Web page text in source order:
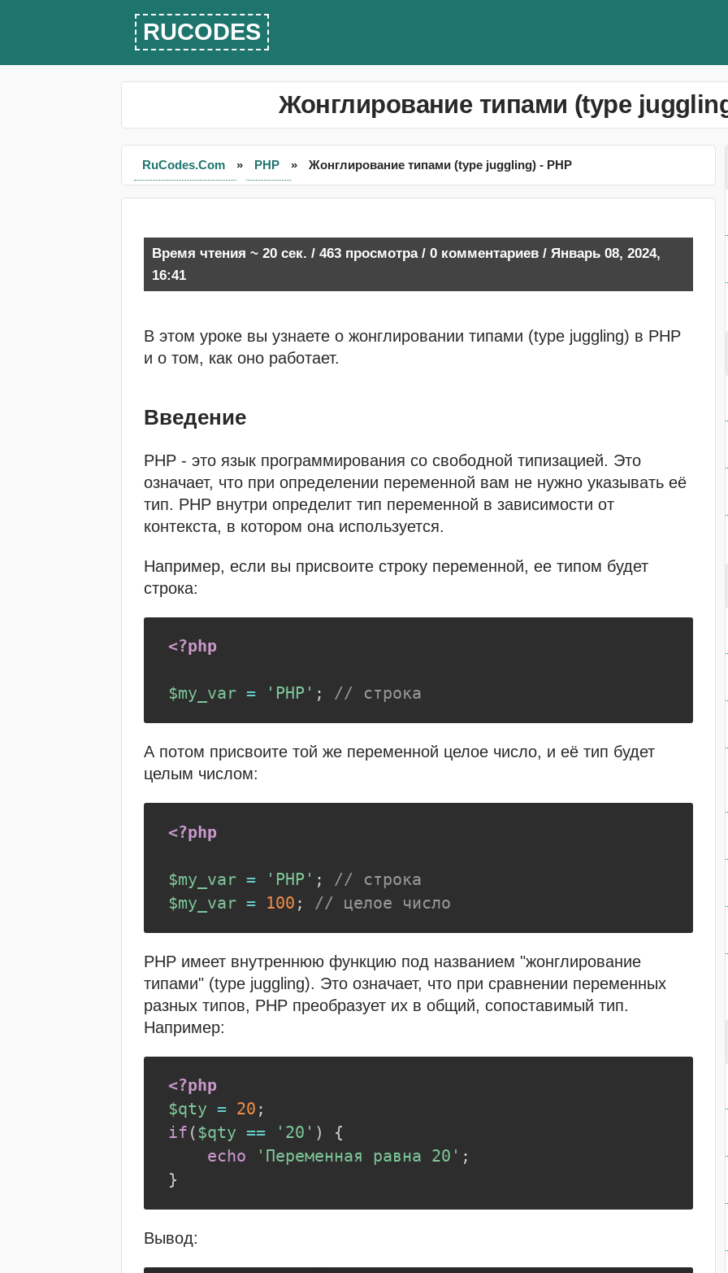
RUCODES
Жонглирование типами (type
RuCodes.Com » PHP » Жонглирование типами (type juggling) - PHP
Время чтения ~ 20 сек. / 463 просмотра / 0 комментариев / Январь 08, 2024,
16:41
В этом уроке вы узнаете о жонглировании типами (type juggling) в PHP
и о том, как оно работает.
Введение
PHP - это язык программирования со свободной типизацией. Это
означает, что при определении переменной вам не нужно указывать её
тип. PHP внутри определит тип переменной в зависимости от
контекста, в котором она используется.
Например, если вы присвоите строку переменной, ее типом будет
строка:
<?php
$my_var = 'PHP' ; // строка
А потом присвоите той же переменной целое число, и её тип будет
целым числом:
<?php
$my_var = 'PHP' ;
// строка
$my_var = 100 ; // целое число
PHP имеет внутреннюю функцию под названием "жонглирование
типами" (type juggling). Это означает, что при сравнении переменных
разных типов, PHP преобразует их в общий, сопоставимый тип.
Например:
<?php
$qty
= 20 ;
if ( $qty == '20' )
{
echo
'Переменная равна 20' ;
}
Вывод: